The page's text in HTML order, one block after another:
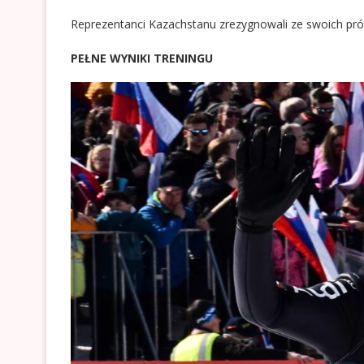
Reprezentanci Kazachstanu zrezygnowali ze swoich
PEŁNE WYNIKI TRENINGU